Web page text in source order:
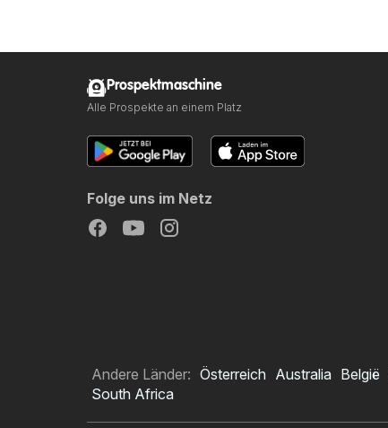
Prospektmaschine
Alle Prospekte an einem Platz
Folge uns im Netz
Andere Länder: Österreich Australia België
South Africa